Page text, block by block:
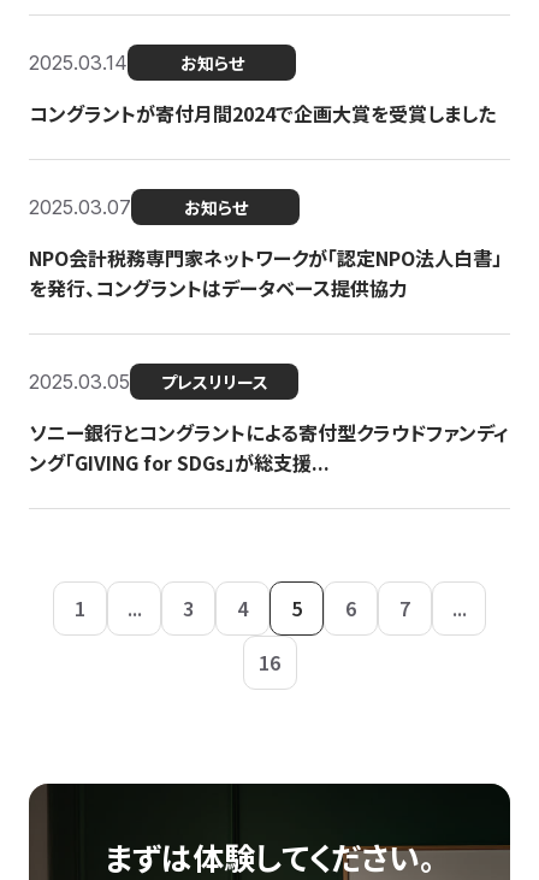
2025.03.14 お知らせ
コングラントが寄付月間2024で企画大賞を受賞しました
2025.03.07 お知らせ
NPO会計税務専門家ネットワークが「認定NPO法人白書」
を発行、コングラントはデータベース提供協力
2025.03.05 プレスリリース
ソニー銀行とコングラントによる寄付型クラウドファンディ
ング「GIVING for SDGs」が総支援...
1 ... 3 4 5 6 7
...
16
まずは体験してください。